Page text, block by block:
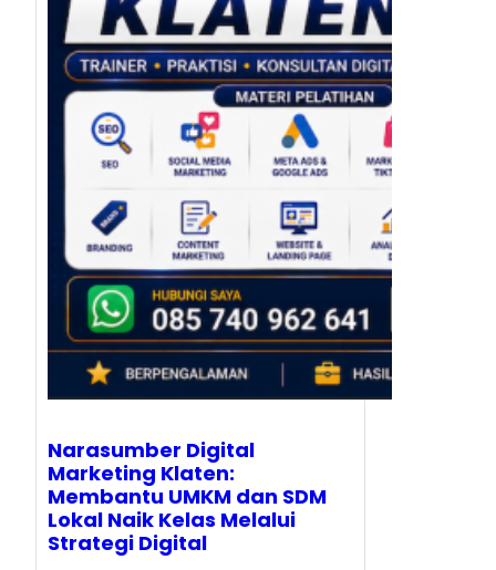
Narasumber Digital
Marketing Klaten:
Membantu UMKM dan SDM
Lokal Naik Kelas Melalui
Strategi Digital